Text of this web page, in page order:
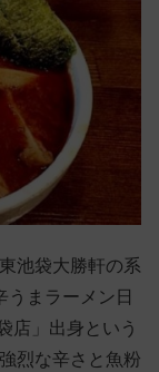
池袋大勝軒の系
うまラーメン日
店」出身という
烈な辛さと魚粉